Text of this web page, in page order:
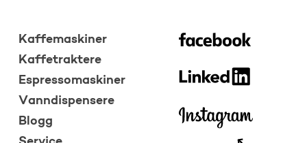
Kaffemaskiner
Kaffetraktere
Espressomaskiner
Vanndispensere
Blogg